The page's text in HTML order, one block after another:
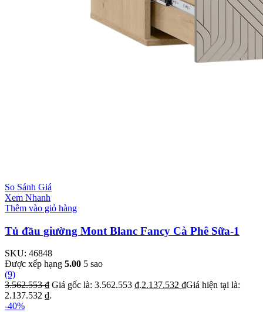
So Sánh Giá
Xem Nhanh
Thêm vào giỏ hàng
Tủ đầu giường Mont Blanc Fancy Cà Phê Sữa-1
SKU: 46848
Được xếp hạng 5.00 5 sao
(9)
3.562.553₫ Giá gốc là: 3.562.553 ₫.2.137.532 ₫Giá hiện tại là:
2.137.532 ₫.
-40%